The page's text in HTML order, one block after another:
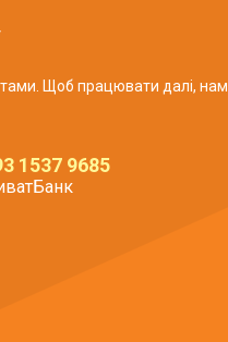
Щоб працювати далі, нам
1537 9685